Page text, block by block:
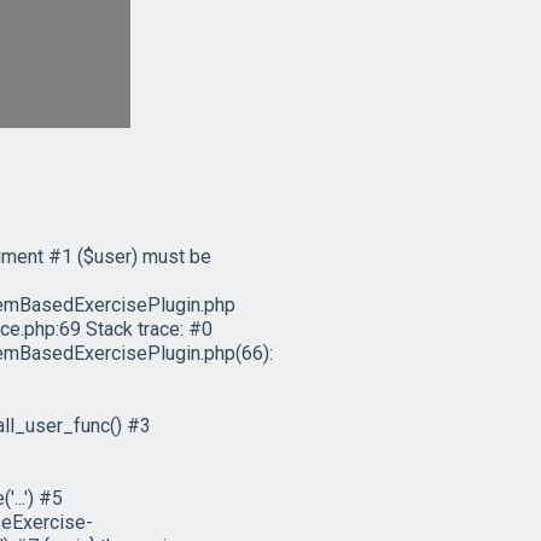
#1 ($user) must be
Stack trace: #0
#3
#5